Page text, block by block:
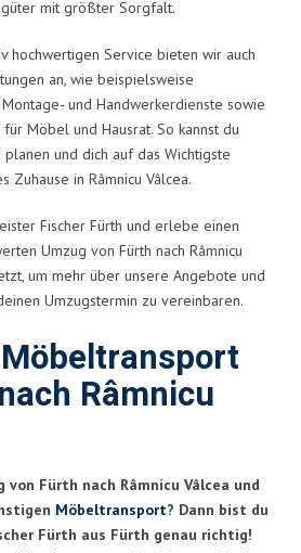
mit größter Sorgfalt.
hochwertigen Service bieten wir auch
an, wie beispielsweise
und Handwerkerdienste sowie
Möbel und Hausrat. So kannst du
und dich auf das Wichtigste
Zuhause in Râmnicu Vâlcea.
Fischer Fürth und erlebe einen
Umzug von Fürth nach Râmnicu
um mehr über unsere Angebote und
Umzugstermin zu vereinbaren.
Râmnicu
von Fürth nach Râmnicu Vâlcea und
Möbeltransport? Dann bist du
Fürth aus Fürth genau richtig!